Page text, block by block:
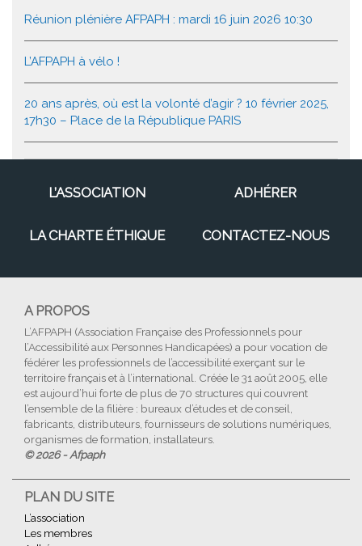
Réunion plénière AFPAPH : mardi 16 juin 2026 10:30
L’AFPAPH à vélo !
20 ans après, où est la volonté d’agir ? 10 février 2025,
17h30 – Place de la République PARIS
L’ASSOCIATION ADHÉRER
LA CHARTE ÉTHIQUE CONTACTEZ-NOUS
A PROPOS
L’AFPAPH (Association Française des Professionnels pour
l’Accessibilité aux Personnes Handicapées) a pour vocation de
fédérer les professionnels de l’accessibilité exerçant sur le
territoire français et à l’international. Créée le 31 août 2005, elle
est aujourd’hui forte de plus de 70 structures qui couvrent
l’ensemble de la filière : bureaux d’études et de conseil,
fabricants, distributeurs, fournisseurs de solutions numériques,
organismes de formation, installateurs.
© 2026 - Afpaph
PLAN DU SITE
L’association
Les membres